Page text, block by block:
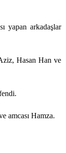
yapan arkadaşlar
Hasan Han ve
amcası Hamza.